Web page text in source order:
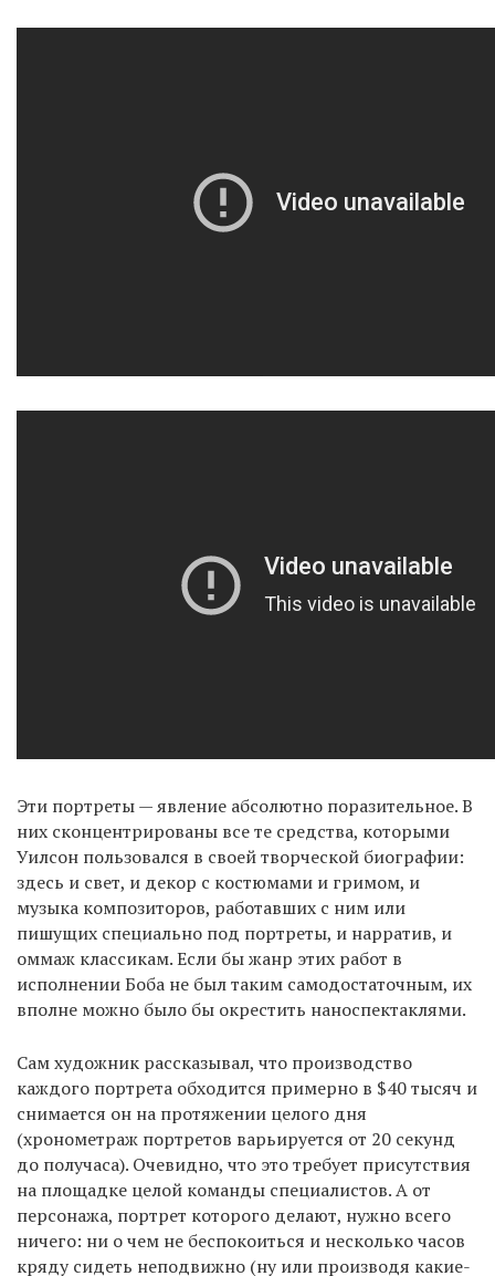
Эти портреты — явление абсолютно поразительное. В
них сконцентрированы все те средства, которыми
Уилсон пользовался в своей творческой биографии:
здесь и свет, и декор с костюмами и гримом, и
музыка композиторов, работавших с ним или
пишущих специально под портреты, и нарратив, и
оммаж классикам. Если бы жанр этих работ в
исполнении Боба не был таким самодостаточным, их
вполне можно было бы окрестить наноспектаклями.
Сам художник рассказывал, что производство
каждого портрета обходится примерно в $40 тысяч и
снимается он на протяжении целого дня
(хронометраж портретов варьируется от 20 секунд
до получаса). Очевидно, что это требует присутствия
на площадке целой команды специалистов. А от
персонажа, портрет которого делают, нужно всего
ничего: ни о чем не беспокоиться и несколько часов
кряду сидеть неподвижно (ну или производя какие-